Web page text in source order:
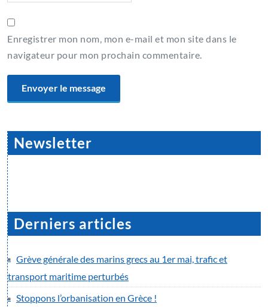
Enregistrer mon nom, mon e-mail et mon site dans le
navigateur pour mon prochain commentaire.
Newsletter
Derniers articles
Grève générale des marins grecs au 1er mai, trafic et
transport maritime perturbés
Stoppons l’orbanisation en Grèce !